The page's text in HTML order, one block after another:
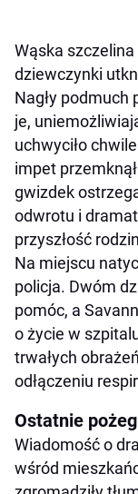
Wąska
dziewczynki
Nagły podmuch
je,
uchwyciło
impet
gwizdek
odwrotu i
przyszłość
Na miejscu
policja. Dwóm
pomóc, a
o życie w
trwałych
odłączeniu
Ostatnie
Wiadomość o
wśród